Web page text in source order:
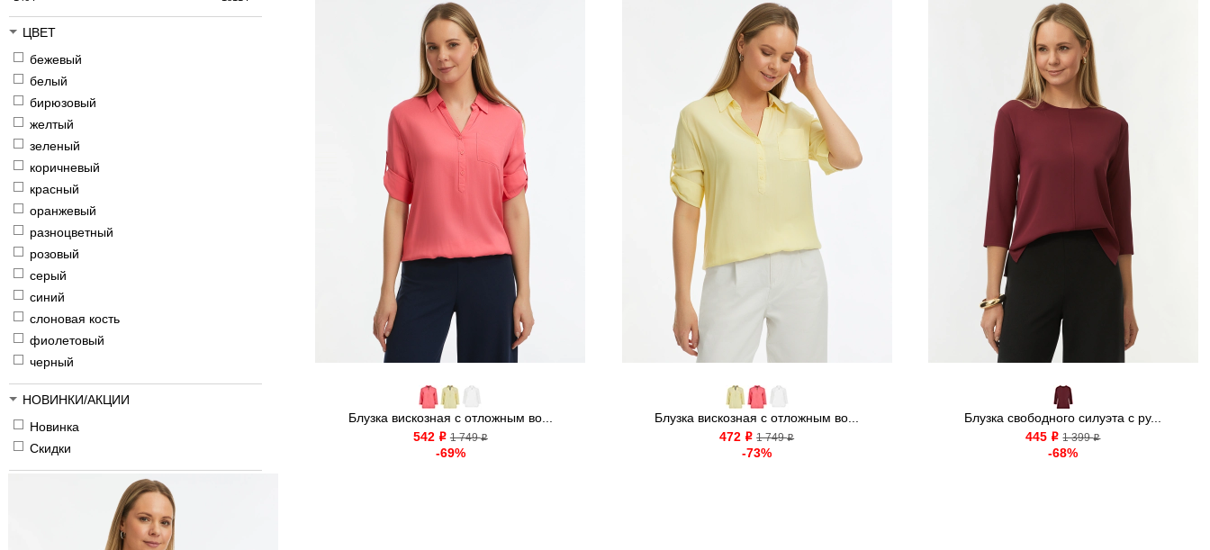
ЦВЕТ
бежевый
белый
бирюзовый
желтый
зеленый
коричневый
красный
оранжевый
разноцветный
розовый
серый
синий
слоновая кость
фиолетовый
черный
НОВИНКИ/АКЦИИ
Новинка
Скидки
Блузка вискозная с отложным во...
542 o 1 749o
-69%
Блузка вискозная с отложным во...
472 o 1 749o
-73%
Блузка свободного силуэта с ру...
445 o 1 399o
-68%